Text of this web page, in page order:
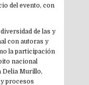
del evento, con
de las y
con autoras y
la participación
nacional
Delia Murillo,
procesos